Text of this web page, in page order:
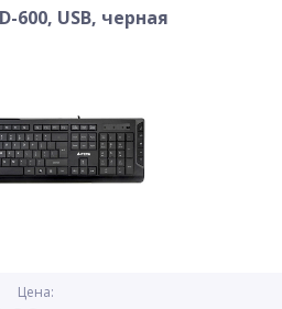
600, USB, черная
Цена: